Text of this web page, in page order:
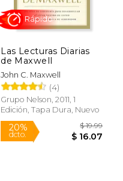
50%
dcto.
$
$
Las Lecturas Diarias
de Maxwell
John C. Maxwell
(4)
Grupo Nelson, 2011, 1
Edición, Tapa Dura, Nuevo